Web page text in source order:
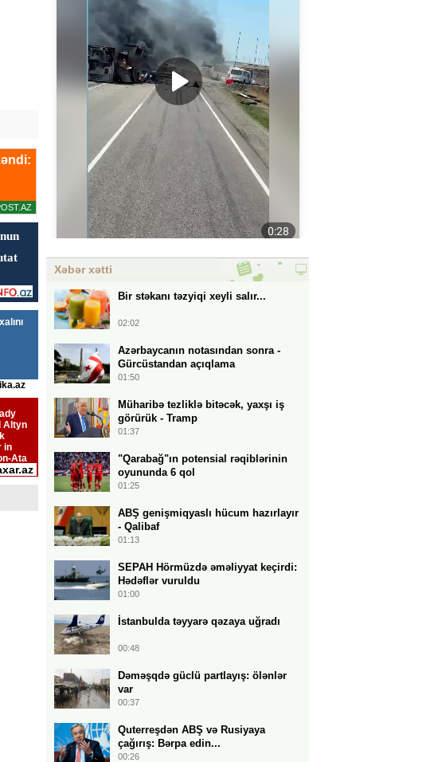
Xəbər xətti
Bir stəkanı təzyiqi xeyli salır...
02:02
Azərbaycanın notasından sonra -
Gürcüstandan açıqlama
01:50
Müharibə tezliklə bitəcək, yaxşı iş
görürük - Tramp
01:37
"Qarabağ"ın potensial rəqiblərinin
oyununda 6 qol
01:25
ABŞ genişmiqyaslı hücum hazırlayır
- Qalibaf
01:13
SEPAH Hörmüzdə əməliyyat keçirdi:
Hədəflər vuruldu
01:00
İstanbulda təyyarə qəzaya uğradı
00:48
Dəməşqdə güclü partlayış: ölənlər
var
00:37
Quterreşdən ABŞ və Rusiyaya
çağırış: Bərpa edin...
00:26